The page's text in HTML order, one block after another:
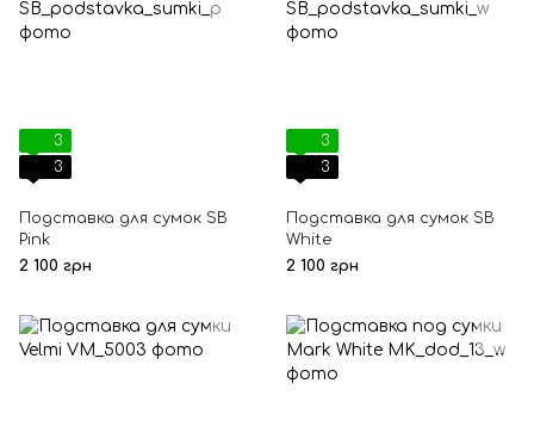
3
3
Подставка для сумок SB
Pink
2 100 грн
3
3
Подставка для сумок SB
White
2 100 грн